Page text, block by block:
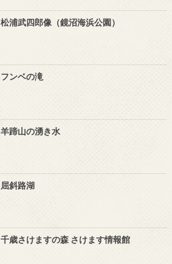
松浦武四郎像（鏡沼海浜公園）
フンベの滝
羊蹄山の湧き水
屈斜路湖
千歳さけますの森 さけます情報館